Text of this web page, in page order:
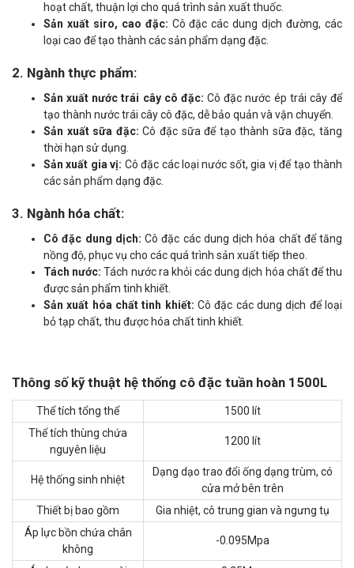
hoạt chất, thuận lợi cho quá trình sản xuất thuốc.
Sản xuất siro, cao đặc: Cô đặc các dung dịch đường, các
loại cao để tạo thành các sản phẩm dạng đặc.
2. Ngành thực phẩm:
Sản xuất nước trái cây cô đặc: Cô đặc nước ép trái cây để
tạo thành nước trái cây cô đặc, dễ bảo quản và vận chuyển.
Sản xuất sữa đặc: Cô đặc sữa để tạo thành sữa đặc, tăng
thời hạn sử dụng.
Sản xuất gia vị: Cô đặc các loại nước sốt, gia vị để tạo thành
các sản phẩm dạng đặc.
3. Ngành hóa chất:
Cô đặc dung dịch: Cô đặc các dung dịch hóa chất để tăng
nồng độ, phục vụ cho các quá trình sản xuất tiếp theo.
Tách nước: Tách nước ra khỏi các dung dịch hóa chất để thu
được sản phẩm tinh khiết.
Sản xuất hóa chất tinh khiết: Cô đặc các dung dịch để loại
bỏ tạp chất, thu được hóa chất tinh khiết.
Thông số kỹ thuật hệ thống cô đặc tuần hoàn 1500L
Thể tích tổng thể
1500 lít
Thể tích thùng chứa
nguyên liệu
1200 lít
Hệ thống sinh nhiệt
Dạng dạo trao đổi ống dạng trùm, có
cửa mở bên trên
Thiết bị bao gồm
Gia nhiệt, cô trung gian và ngưng tụ
Áp lực bồn chứa chân
không
-0.095Mpa